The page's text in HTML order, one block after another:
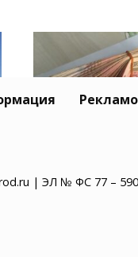
Житель
| ЭЛ № ФС 77 –